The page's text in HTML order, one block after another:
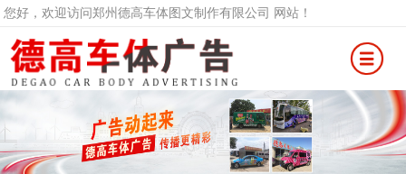
您好，欢迎访问郑州德高车体图文制作有限公司 网站！